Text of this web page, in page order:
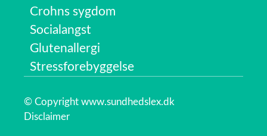
Crohns sygdom
Socialangst
Glutenallergi
Stressforebyggelse
© Copyright www.sundhedslex.dk
Disclaimer